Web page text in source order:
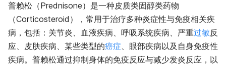
普赖松（Prednisone）是一种皮质类固醇类药物
（Corticosteroid），常用于治疗多种炎症性与免疫相关疾
病，包括：关节炎、血液疾病、呼吸系统疾病、严重过敏反
应、皮肤疾病、某些类型的癌症、眼部疾病以及自身免疫性
疾病。普赖松通过抑制身体的免疫反应与减少发炎反应，以